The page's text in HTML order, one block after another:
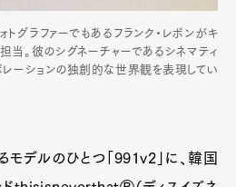
トグラファーでもあるフランク・レボンがキ
当。彼のシグネーチャーであるシネマティ
レーションの独創的な世界観を表現してい
モデルのひとつ「991v2」に、韓国